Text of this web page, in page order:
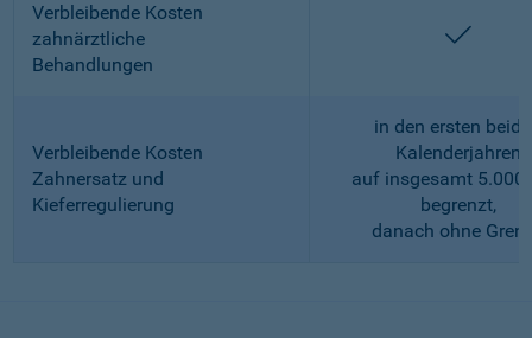
Verbleibende Kosten
zahnärztliche
Behandlungen
Verbleibende Kosten
Zahnersatz und
Kieferregulierung
in den ersten
Kalenderjahren
auf insgesamt 5.000
begrenzt,
danach ohne